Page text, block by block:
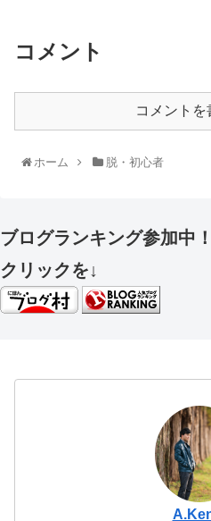
コメント
コメントを
ホーム 脱・初心者
ブログランキング参加中
クリックを↓